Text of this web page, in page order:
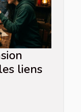
liens